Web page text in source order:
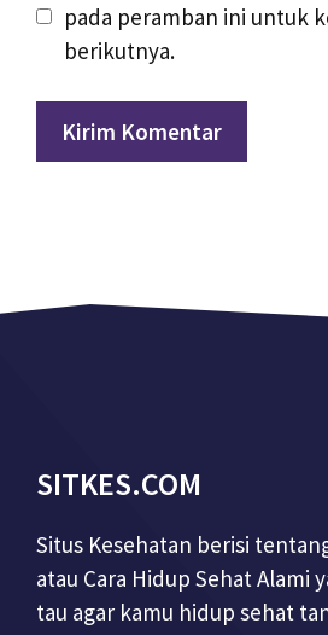
pada peramban ini untuk
berikutnya.
SITKES.COM
Situs Kesehatan berisi
atau Cara Hidup Sehat Alami
tau agar kamu hidup sehat